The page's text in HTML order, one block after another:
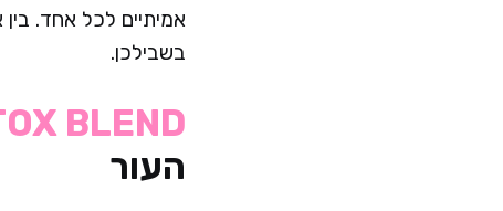
אמיתיים לכל אחד.
בשבילכן.
BLEND
העור